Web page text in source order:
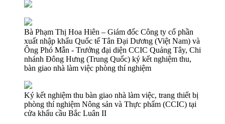
Bà Phạm Thị Hoa Hiên – Giám đốc Công ty cổ phần
xuất nhập khẩu Quốc tế Tân Đại Dương (Việt Nam) và
Ông Phó Mẫn - Trưởng đại diện CCIC Quảng Tây, Chi
nhánh Đông Hưng (Trung Quốc) ký kết nghiệm thu,
bàn giao nhà làm việc phòng thí nghiệm
Ký kết nghiệm thu bàn giao nhà làm việc, trang thiết bị
phòng thí nghiệm Nông sản và Thực phẩm (CCIC) tại
cửa khẩu cầu Bắc Luân II